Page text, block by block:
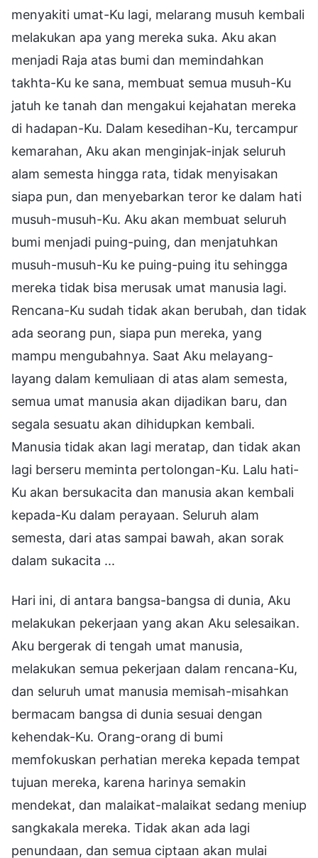
menyakiti umat-Ku lagi, melarang musuh kembali
melakukan apa yang mereka suka. Aku akan
menjadi Raja atas bumi dan memindahkan
takhta-Ku ke sana, membuat semua musuh-Ku
jatuh ke tanah dan mengakui kejahatan mereka
di hadapan-Ku. Dalam kesedihan-Ku, tercampur
kemarahan, Aku akan menginjak-injak seluruh
alam semesta hingga rata, tidak menyisakan
siapa pun, dan menyebarkan teror ke dalam hati
musuh-musuh-Ku. Aku akan membuat seluruh
bumi menjadi puing-puing, dan menjatuhkan
musuh-musuh-Ku ke puing-puing itu sehingga
mereka tidak bisa merusak umat manusia lagi.
Rencana-Ku sudah tidak akan berubah, dan tidak
ada seorang pun, siapa pun mereka, yang
mampu mengubahnya. Saat Aku melayang-
layang dalam kemuliaan di atas alam semesta,
semua umat manusia akan dijadikan baru, dan
segala sesuatu akan dihidupkan kembali.
Manusia tidak akan lagi meratap, dan tidak akan
lagi berseru meminta pertolongan-Ku. Lalu hati-
Ku akan bersukacita dan manusia akan kembali
kepada-Ku dalam perayaan. Seluruh alam
semesta, dari atas sampai bawah, akan sorak
dalam sukacita ...
Hari ini, di antara bangsa-bangsa di dunia, Aku
melakukan pekerjaan yang akan Aku selesaikan.
Aku bergerak di tengah umat manusia,
melakukan semua pekerjaan dalam rencana-Ku,
dan seluruh umat manusia memisah-misahkan
bermacam bangsa di dunia sesuai dengan
kehendak-Ku. Orang-orang di bumi
memfokuskan perhatian mereka kepada tempat
tujuan mereka, karena harinya semakin
mendekat, dan malaikat-malaikat sedang meniup
sangkakala mereka. Tidak akan ada lagi
penundaan, dan semua ciptaan akan mulai